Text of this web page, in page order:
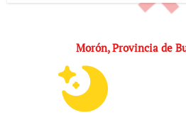
Morón, Provincia de